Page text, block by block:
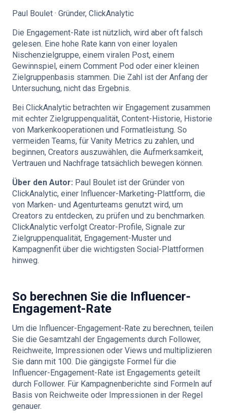
Paul Boulet · Gründer, ClickAnalytic
Die Engagement-Rate ist nützlich, wird aber oft falsch
gelesen. Eine hohe Rate kann von einer loyalen
Nischenzielgruppe, einem viralen Post, einem
Gewinnspiel, einem Comment Pod oder einer kleinen
Zielgruppenbasis stammen. Die Zahl ist der Anfang der
Untersuchung, nicht das Ergebnis.
Bei ClickAnalytic betrachten wir Engagement zusammen
mit echter Zielgruppenqualität, Content-Historie, Historie
von Markenkooperationen und Formatleistung. So
vermeiden Teams, für Vanity Metrics zu zahlen, und
beginnen, Creators auszuwählen, die Aufmerksamkeit,
Vertrauen und Nachfrage tatsächlich bewegen können.
Über den Autor: Paul Boulet ist der Gründer von
ClickAnalytic, einer Influencer-Marketing-Plattform, die
von Marken- und Agenturteams genutzt wird, um
Creators zu entdecken, zu prüfen und zu benchmarken.
ClickAnalytic verfolgt Creator-Profile, Signale zur
Zielgruppenqualität, Engagement-Muster und
Kampagnenfit über die wichtigsten Social-Plattformen
hinweg.
So berechnen Sie die Influencer-
Engagement-Rate
Um die Influencer-Engagement-Rate zu berechnen, teilen
Sie die Gesamtzahl der Engagements durch Follower,
Reichweite, Impressionen oder Views und multiplizieren
Sie dann mit 100. Die gängigste Formel für die
Influencer-Engagement-Rate ist Engagements geteilt
durch Follower. Für Kampagnenberichte sind Formeln auf
Basis von Reichweite oder Impressionen in der Regel
genauer.